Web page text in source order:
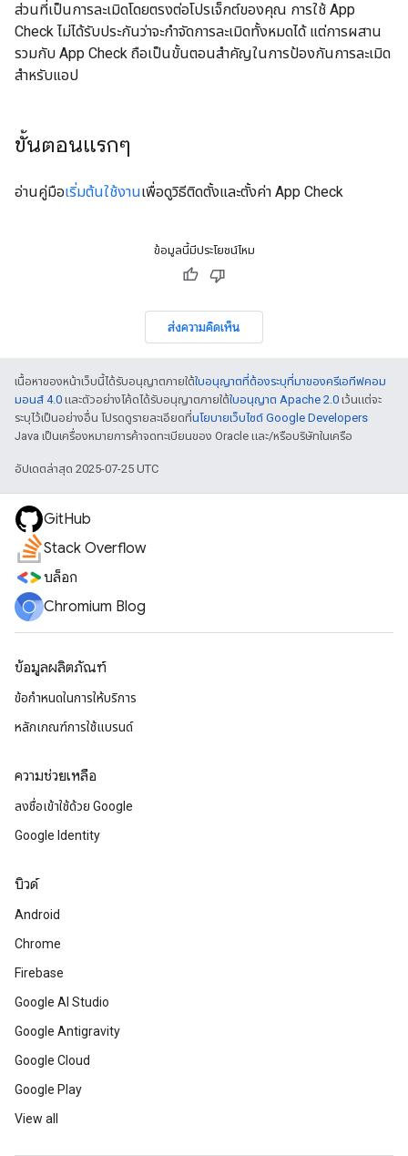
ส่วนที่เป็นการละเมิดโดยตรงต่อโปรเจ็กต์ของคุณ การใช้ App
Check ไม่ได้รับประกันว่าจะกำจัดการละเมิดทั้งหมดได้ แต่การผสาน
รวมกับ App Check ถือเป็นขั้นตอนสำคัญในการป้องกันการละเมิด
สำหรับแอป
ขั้นตอนแรกๆ
อ่านคู่มือเริ่มต้นใช้งานเพื่อดูวิธีติดตั้งและตั้งค่า App Check
ข้อมูลนี้มีประโยชน์ไหม
ส่งความคิดเห็น
เนื้อหาของหน้าเว็บนี้ได้รับอนุญาตภายใต้ใบอนุญาตที่ต้องระบุที่มาของครีเอทีฟคอม
มอนส์ 4.0 และตัวอย่างโค้ดได้รับอนุญาตภายใต้ใบอนุญาต Apache 2.0 เว้นแต่จะ
ระบุไว้เป็นอย่างอื่น โปรดดูรายละเอียดที่นโยบายเว็บไซต์ Google Developers
Java เป็นเครื่องหมายการค้าจดทะเบียนของ Oracle และ/หรือบริษัทในเครือ
อัปเดตล่าสุด 2025-07-25 UTC
GitHub
Stack Overflow
บล็อก
Chromium Blog
ข้อมูลผลิตภัณฑ์
ข้อกำหนดในการให้บริการ
หลักเกณฑ์การใช้แบรนด์
ความช่วยเหลือ
ลงชื่อเข้าใช้ด้วย Google
Google Identity
บิวด์
Android
Chrome
Firebase
Google AI Studio
Google Antigravity
Google Cloud
Google Play
View all